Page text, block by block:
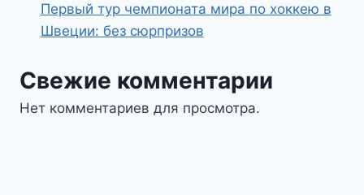
Первый тур чемпионата мира по хоккею в
Швеции: без сюрпризов
Свежие комментарии
Нет комментариев для просмотра.